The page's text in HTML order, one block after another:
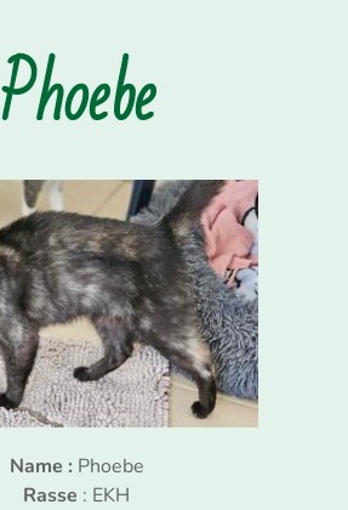
Phoebe
Name : Phoebe
Rasse : EKH